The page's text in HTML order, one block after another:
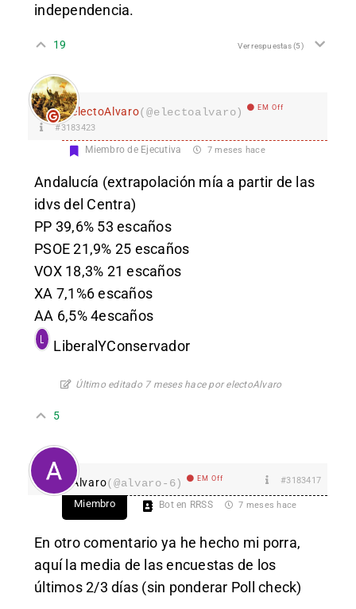
independencia.
19 Ver respuestas(5)
electoAlvaro(@electoalvaro) EM Off
#3183423
Miembro de Ejecutiva 7 meses hace
Andalucía (extrapolación mía a partir de las
idvs del Centra)
PP 39,6% 53 escaños
PSOE 21,9% 25 escaños
VOX 18,3% 21 escaños
XA 7,1%6 escaños
AA 6,5% 4escaños
LiberalYConservador
Último editado 7 meses hace por electoAlvaro
5
Alvaro(@alvaro-6) EM Off #3183417
Miembro Bot en RRSS 7 meses hace
En otro comentario ya he hecho mi porra,
aquí la media de las encuestas de los
últimos 2/3 días (sin ponderar Poll check)